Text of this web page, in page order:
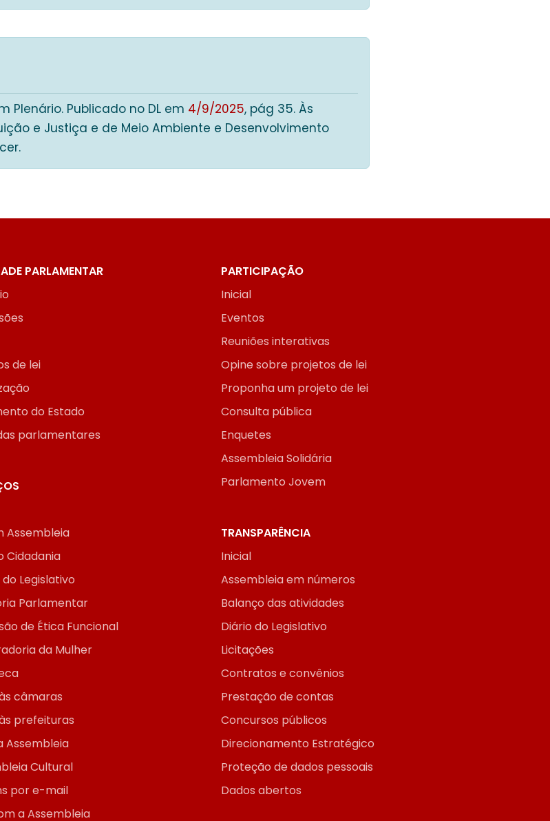
Plenário. Publicado no DL em 4/9/2025, pág 35. Às
e Justiça e de Meio Ambiente e Desenvolvimento
PARLAMENTAR
de lei
do Estado
parlamentares
PARTICIPAÇÃO
Inicial
Eventos
Reuniões interativas
Opine sobre projetos de lei
Proponha um projeto de lei
Consulta pública
Enquetes
Assembleia Solidária
Parlamento Jovem
Assembleia
Cidadania
do Legislativo
Parlamentar
de Ética Funcional
da Mulher
câmaras
prefeituras
Assembleia
Cultural
por e-mail
a Assembleia
TRANSPARÊNCIA
Inicial
Assembleia em números
Balanço das atividades
Diário do Legislativo
Licitações
Contratos e convênios
Prestação de contas
Concursos públicos
Direcionamento Estratégico
Proteção de dados pessoais
Dados abertos